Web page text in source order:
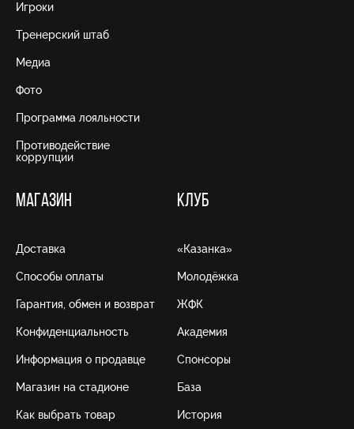
Игроки
Тренерский штаб
Медиа
Фото
Программа лояльности
Противодействие
коррупции
МАГАЗИН
Доставка
Способы оплаты
Гарантия, обмен и возврат
Конфиденциальность
Информация о продавце
Магазин на стадионе
Как выбрать товар
КЛУБ
«Казанка»
Молодёжка
ЖФК
Академия
Спонсоры
База
История